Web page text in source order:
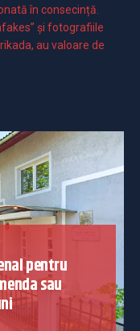
în consecință.
și fotografiile
au valoare de
pentru
sau